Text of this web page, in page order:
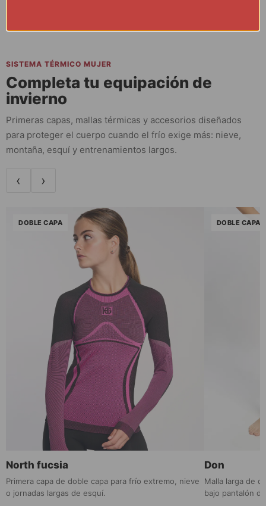
SISTEMA TÉRMICO MUJER
Completa tu equipación de
invierno
Primeras capas, mallas térmicas y accesorios diseñados
para proteger el cuerpo cuando el frío exige más: nieve,
montaña, esquí y entrenamientos largos.
‹ ›
DOBLE CAPA
North fucsia
Primera capa de doble capa para frío extremo, nieve
o jornadas largas de esquí.
DOBLE CAPA
Don
Malla larga de
bajo pantalón